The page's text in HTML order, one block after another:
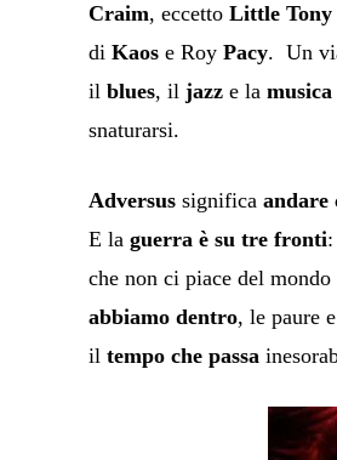
Craim, eccettoLittle Tony
diKaos e RoyPacy. Un
ilblues, iljazz e lamusica
snaturarsi.
Adversus significaandare
E laguerra è su tre fronti
che non ci piace del
abbiamo dentro, le paure
iltempo che passa